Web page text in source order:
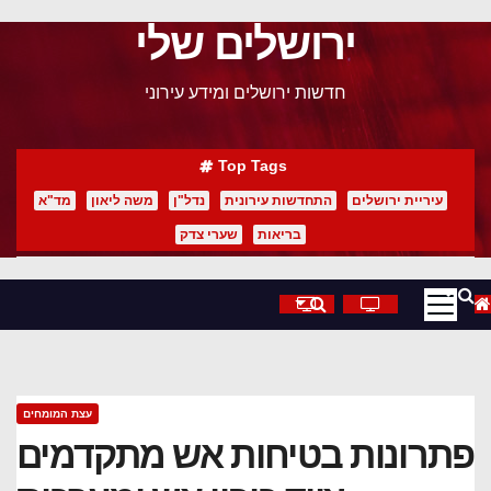
ירושלים שלי
חדשות ירושלים ומידע עירוני
Top Tags
עיריית ירושלים התחדשות עירונית נדל"ן משה ליאון מד"א
בריאות שערי צדק
עצת המומחים
פתרונות בטיחות אש מתקדמים